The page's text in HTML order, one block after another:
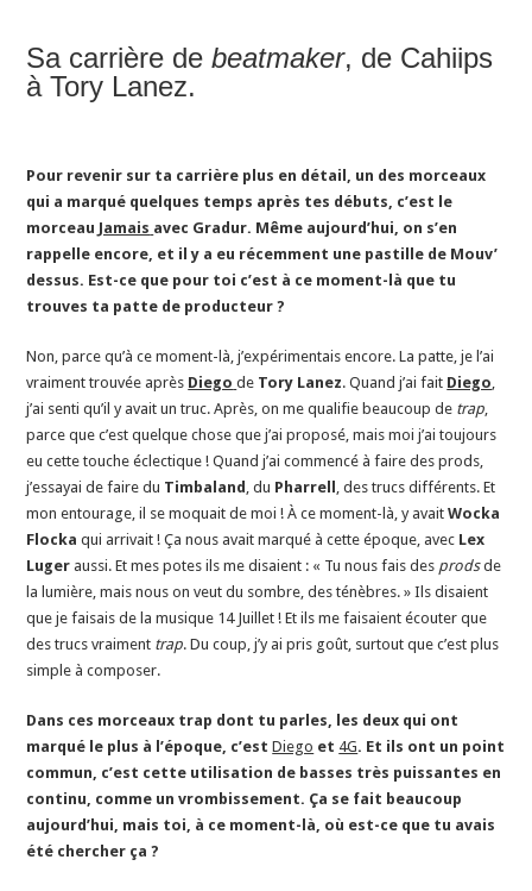
Sa carrière debeatmaker, de Cahiips
à Tory Lanez.
Pour revenir sur ta carrière plus en détail, un des morceaux
qui a marqué quelques temps après tes débuts, c’est le
morceau Jamais avec Gradur. Même aujourd’hui, on s’en
rappelle encore, et il y a eu récemment une pastille de Mouv’
dessus. Est-ce que pour toi c’est à ce moment-là que tu
trouves ta patte de producteur ?
Non, parce qu’à ce moment-là, j’expérimentais encore. La patte, je l’ai
vraiment trouvée après Diego de Tory Lanez. Quand j’ai fait Diego,
j’ai senti qu’il y avait un truc. Après, on me qualifie beaucoup de trap,
parce que c’est quelque chose que j’ai proposé, mais moi j’ai toujours
eu cette touche éclectique ! Quand j’ai commencé à faire des prods,
j’essayai de faire du Timbaland , du Pharrell , des trucs différents. Et
mon entourage, il se moquait de moi ! À ce moment-là, y avaitWocka
Flocka qui arrivait ! Ça nous avait marqué à cette époque, avec Lex
Luger aussi. Et mes potes ils me disaient : « Tu nous fais des prodsde
la lumière, mais nous on veut du sombre, des ténèbres. » Ils disaient
que je faisais de la musique 14 Juillet ! Et ils me faisaient écouter que
des trucs vraiment trap. Du coup, j’y ai pris goût, surtout que c’est plus
simple à composer.
Dans ces morceaux trap dont tu parles, les deux qui ont
marqué le plus à l’époque, c’estDiego et 4G. Et ils ont un point
commun, c’est cette utilisation de basses très puissantes en
continu, comme un vrombissement. Ça se fait beaucoup
aujourd’hui, mais toi, à ce moment-là, où est-ce que tu avais
été chercher ça ?